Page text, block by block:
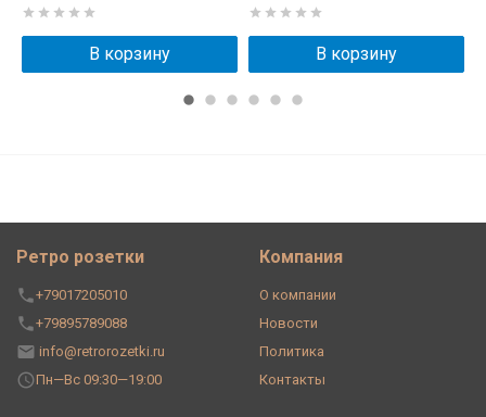
В корзину В корзину
Ретро розетки
+79017205010
+79895789088
info@retrorozetki.ru
Пн—Вс 09:30—19:00
Компания
О компании
Новости
Политика
Контакты